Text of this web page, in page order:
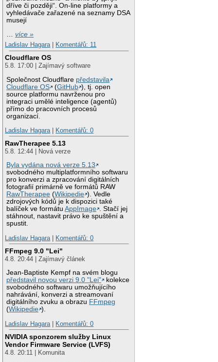
dříve či později“. On-line platformy a
vyhledávače zařazené na seznamy DSA
musejí
…více »
Ladislav Hagara| Komentářů: 11
Cloudflare OS
5.8. 17:00 | Zajímavý software
Společnost Cloudflare představila
Cloudflare OS
(GitHub ), tj. open
source platformu navrženou pro
integraci umělé inteligence (agentů)
přímo do pracovních procesů
organizací.
Ladislav Hagara| Komentářů: 0
RawTherapee 5.13
5.8. 12:44 | Nová verze
Byla vydána nová verze 5.13
svobodného multiplatformního softwaru
pro konverzi a zpracování digitálních
fotografií primárně ve formátů RAW
RawTherapee (Wikipedie ). Vedle
zdrojových kódů je k dispozici také
balíček ve formátuAppImage . Stačí jej
stáhnout, nastavit právo ke spuštění a
spustit.
Ladislav Hagara| Komentářů: 0
FFmpeg 9.0 "Lei"
4.8. 20:44 | Zajímavý článek
Jean-Baptiste Kempf na svém blogu
představil novou verzi 9.0 "Lei"
kolekce
svobodného softwaru umožňujícího
nahrávání, konverzi a streamovaní
digitálního zvuku a obrazu FFmpeg
(Wikipedie ).
Ladislav Hagara| Komentářů: 0
NVIDIA sponzorem služby Linux
Vendor Firmware Service (LVFS)
4.8. 20:11 | Komunita